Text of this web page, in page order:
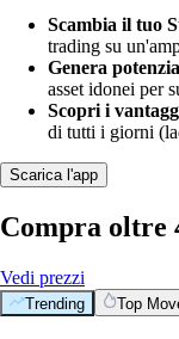
Scambia il tuo
trading su
Genera
asset idonei per
Scopri i
di tutti i giorni
Scarica l'app
Compra oltre
Vedi prezzi
Trending Top